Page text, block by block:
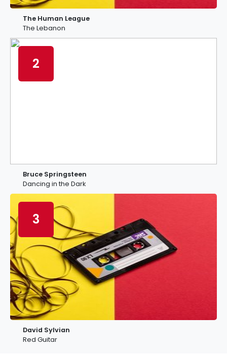
The Human League
The Lebanon
2
Bruce Springsteen
Dancing in the Dark
3
David Sylvian
Red Guitar